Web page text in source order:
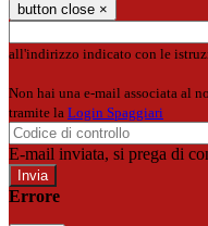
button close ×
all'indirizzo indicato con le
Non hai una e-mail associata al
tramite la Login Spaggiari
E-mail inviata, si prega di
Errore